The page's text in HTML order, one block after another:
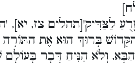
לַצַּדִּיק'[תהלים צז, יא],
בָּרוּךְ הוּא אֶת הַתּוֹרָה
וְלֹא הִנִּיחַ דָּבָר בָּעוֹלָם